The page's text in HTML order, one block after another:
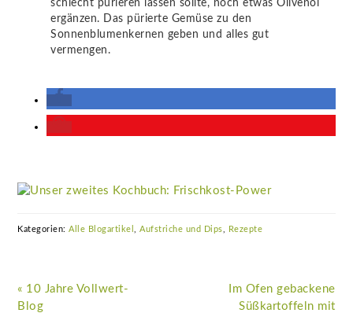
schlecht pürieren lassen sollte, noch etwas Olivenöl
ergänzen. Das pürierte Gemüse zu den
Sonnenblumenkernen geben und alles gut
vermengen.
Kategorien:Alle Blogartikel ,Aufstriche und Dips Rezepte
Vorheriger
Beitrag:
« 10 Jahre Vollwert-
Blog
Nächster
Beitrag:
Im Ofen gebackene
Süßkartoffeln mit